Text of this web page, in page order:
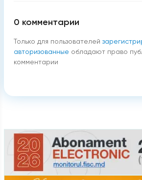
0 комментарии
Только для пользователей
авторизованные обладают право
комментарии